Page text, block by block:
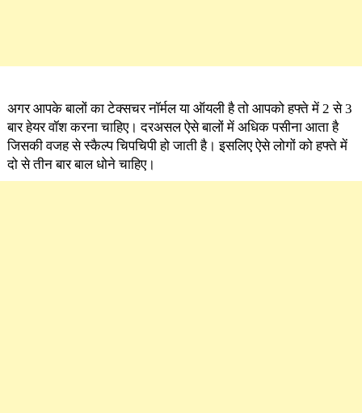
अगर आपके बालों का टेक्सचर नॉर्मल या ऑयली है तो आपको हफ्ते में 2 से 3
बार हेयर वॉश करना चाहिए। दरअसल ऐसे बालों में अधिक पसीना आता है
जिसकी वजह से स्कैल्प चिपचिपी हो जाती है। इसलिए ऐसे लोगों को हफ्ते में
दो से तीन बार बाल धोने चाहिए।